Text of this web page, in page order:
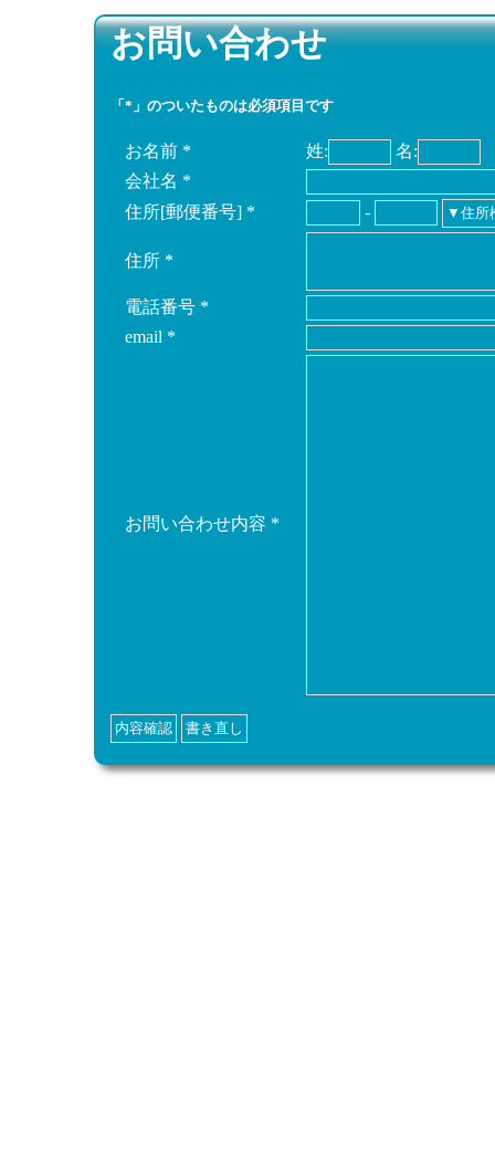
お問い合わせ
「*」のついたものは必須項目です
お名前 * 姓:
名:
会社名 *
住所[郵便番号] * -
住所 *
電話番号 *
email *
お問い合わせ内容 *